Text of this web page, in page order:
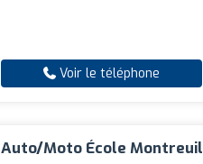
Voir le téléphone
Auto/Moto École Montreuil